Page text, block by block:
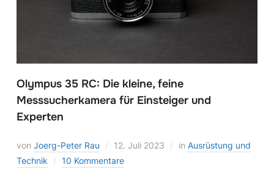
Olympus 35 RC: Die kleine, feine
Messsucherkamera für Einsteiger und
Experten
von Joerg-Peter Rau 12. Juli 2023 in Ausrüstung und
Technik
10 Kommentare